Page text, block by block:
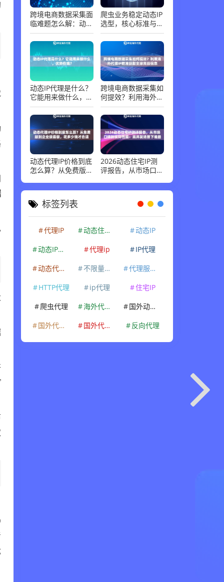
跨境电商数据采集面
临难题怎么解：动态
代理IP精准获取全球
竞品
爬虫业务稳定动态IP
选型，核心标准与避
坑指南
动态IP代理是什么？
它能用来做什么，优
势在哪？
跨境电商数据采集如
何提效？利用海外代
理IP精准获取全球竞
品信息
动态代理IP价格到底
怎么算？从免费版到
钱才合适
2026动态住宅IP测
评报告，从市场口碑
场景下谁最稳
标签列表
代理IP 动态住宅IP
动态IP
动态IP代理
代理ip
IP代理
动态代理IP
不限量代理IP
代理服务器
HTTP代理
ip代理
住宅IP
爬虫代理
海外代理ip
国外动态IP
国外代理IP
国外代理ip 反向代理